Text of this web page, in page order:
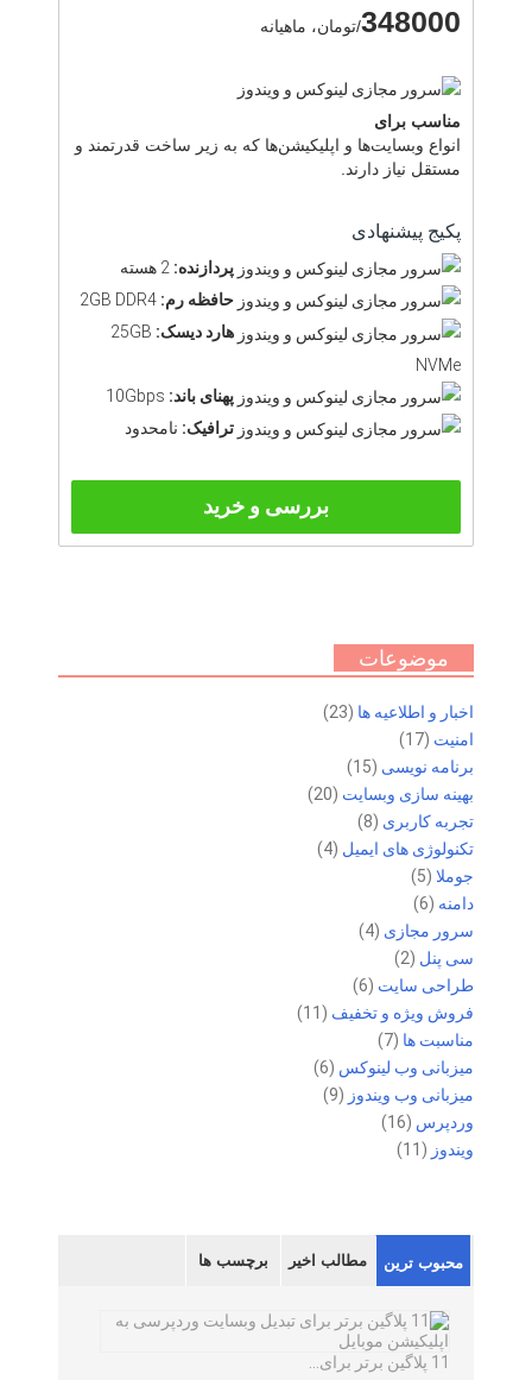
348000/تومان، ماهیانه
مناسب برای
انواع وبسایت‌ها و اپلیکیشن‌ها که به زیر ساخت قدرتمند و
مستقل نیاز دارند.
پکیج پیشنهادی
پردازنده:
حافظه رم:
هارد دیسک: 25GB
NVMe
پهنای باند:
ترافیک: نامحدود
بررسی و خرید
موضوعات
اخبار و اطلاعیه ها (23)
امنیت (17)
برنامه نویسی (15)
بهینه سازی وبسایت (20)
تجربه کاربری (8)
تکنولوژی های ایمیل (4)
جوملا (5)
دامنه (6)
سرور مجازی (4)
سی پنل (2)
طراحی سایت (6)
فروش ویژه و تخفیف (11)
مناسبت ها (7)
میزبانی وب لینوکس (6)
میزبانی وب ویندوز (9)
وردپرس (16)
ویندوز (11)
محبوب ترین مطالب اخیر برچسب ها
11 پلاگین برتر برای…